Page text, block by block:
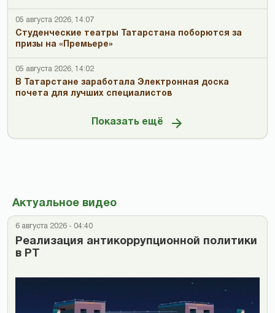
05 августа 2026, 14:07
Студенческие театры Татарстана поборются за
призы на «Премьере»
05 августа 2026, 14:02
В Татарстане заработала Электронная доска
почета для лучших специалистов
Показать ещё
Актуальное видео
6 августа 2026 - 04:40
Реализация антикоррупционной политики
в РТ